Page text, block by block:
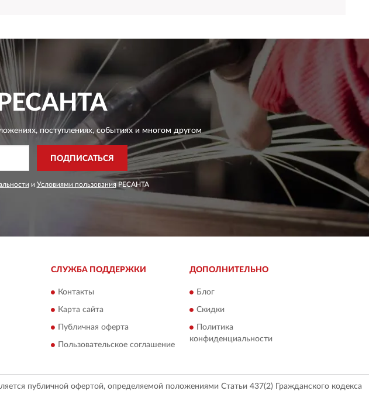
поступлениях, событиях и многом другом
ПОДПИСАТЬСЯ
и Условиями пользованияРЕСАНТА
СЛУЖБА ПОДДЕРЖКИ
Контакты
Карта сайта
Публичная оферта
Пользовательское соглашение
ДОПОЛНИТЕЛЬНО
Блог
Скидки
Политика
конфиденциальности
публичной офертой, определяемой положениями Статьи 437(2) Гражданского кодекса